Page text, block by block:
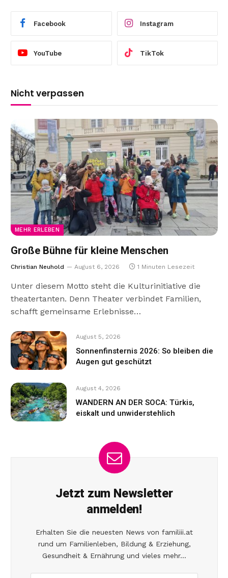
Facebook Instagram
YouTube TikTok
Nicht verpassen
MEHR ERLEBEN
Große Bühne für kleine Menschen
Christian Neuhold August 6, 2026 1 Minuten Lesezeit
Unter diesem Motto steht die Kulturinitiative die
theatertanten. Denn Theater verbindet Familien,
schafft gemeinsame Erlebnisse…
August 5, 2026
Sonnenfinsternis 2026: So bleiben die
Augen gut geschützt
August 4, 2026
WANDERN AN DER SOCA: Türkis,
eiskalt und unwiderstehlich
Jetzt zum Newsletter
anmelden!
Erhalten Sie die neuesten News von familiii.at
rund um Familienleben, Bildung & Erziehung,
Gesundheit & Ernährung und vieles mehr...